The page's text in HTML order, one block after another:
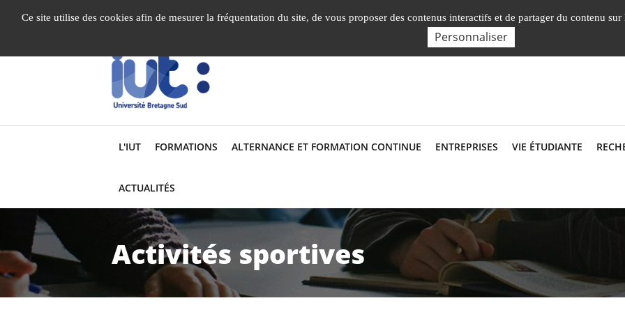
Nos Facultés, Instituts, Ecole
L'IUT FORMATIONS ALTERNANCE ET FORMATION CONTINUE ENTREPRISES VIE ÉTUDIANTE
ACTUALITÉS
Activités sportives
Ce site utilise des cookies afin de mesurer la fréquentation du site, de vous proposer des contenus interactifs et de partager du contenu sur
Personnaliser